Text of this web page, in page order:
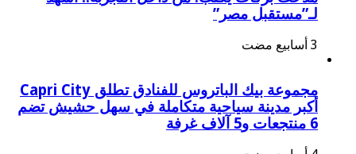
لـ”مستقبل مصر”
مجموعة بيك الباتروس للفنادق تطلق Capri City
أكبر مدينة سياحية متكاملة في سهل حشيش تضم
6 منتجعات و5 آلاف غرفة